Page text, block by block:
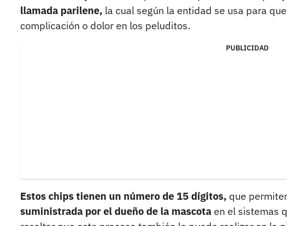
llamada parilene, la cual según la entidad se usa para
complicación o dolor en los peluditos.
PUBLICIDAD
Estos chips tienen un número de 15 dígitos, que
suministrada por el dueño de la mascota en el sistemas